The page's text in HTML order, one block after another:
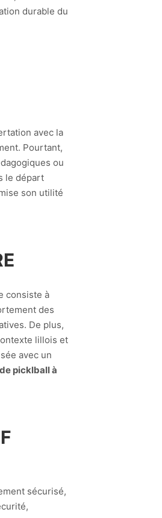
durable du
avec la
Pourtant,
ou
le départ
son utilité
consiste à
des
De plus,
lillois et
avec un
picklball à
sécurisé,